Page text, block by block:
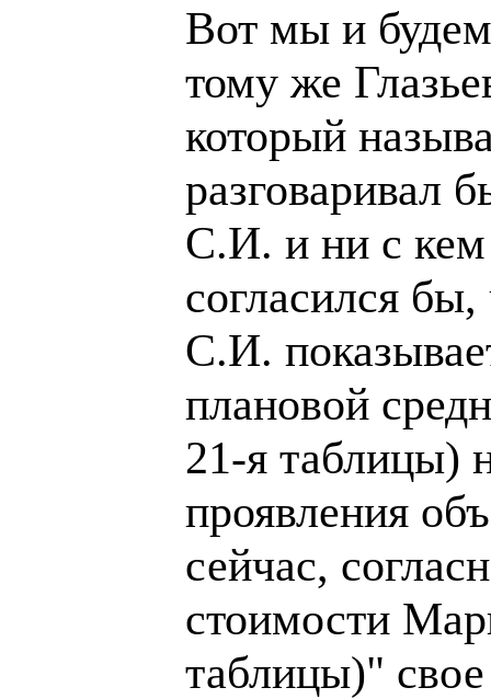
Вот мы и будем
тому же
который
разговаривал
С.И. и ни с кем
согласился
С.И.
плановой
21-я таблицы)
проявления
сейчас,
стоимости
таблицы)" свое